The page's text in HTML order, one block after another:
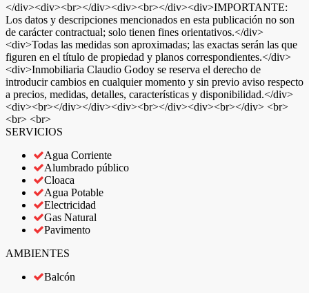
</div><div><br></div><div><br></div><div>IMPORTANTE:
Los datos y descripciones mencionados en esta publicación no son
de carácter contractual; solo tienen fines orientativos.</div>
<div>Todas las medidas son aproximadas; las exactas serán las que
figuren en el título de propiedad y planos correspondientes.</div>
<div>Inmobiliaria Claudio Godoy se reserva el derecho de
introducir cambios en cualquier momento y sin previo aviso respecto
a precios, medidas, detalles, características y disponibilidad.</div>
<div><br></div></div><div><br></div><div><br></div> <br>
<br> <br>
SERVICIOS
Agua Corriente
Alumbrado público
Cloaca
Agua Potable
Electricidad
Gas Natural
Pavimento
AMBIENTES
Balcón